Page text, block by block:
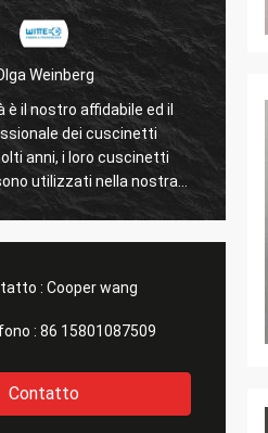
Weinberg
è il nostro affidabile ed il
dei cuscinetti
anni, i loro cuscinetti
utilizzati nella nostra
qualità.
: Cooper wang
: 86 15801087509
Contatto